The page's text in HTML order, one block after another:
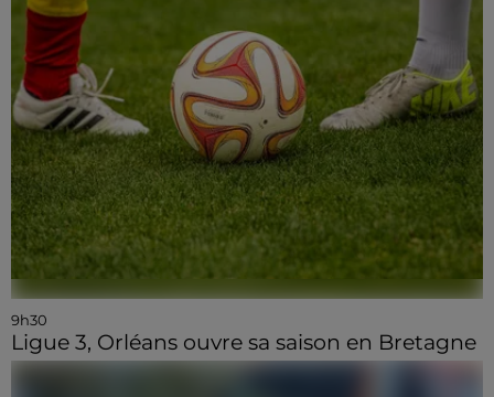
9h30
Ligue 3, Orléans ouvre sa saison en Bretagne